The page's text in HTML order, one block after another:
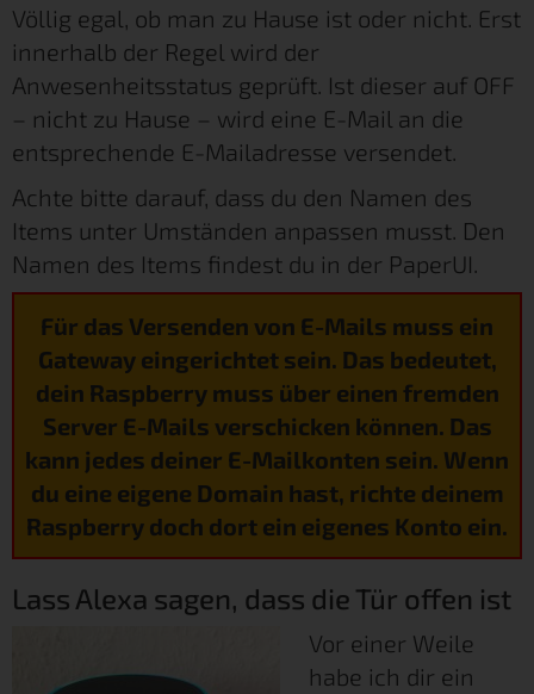
Völlig egal, ob man zu Hause ist oder nicht. Erst
innerhalb der Regel wird der
Anwesenheitsstatus geprüft. Ist dieser auf OFF
– nicht zu Hause – wird eine E-Mail an die
entsprechende E-Mailadresse versendet.
Achte bitte darauf, dass du den Namen des
Items unter Umständen anpassen musst. Den
Namen des Items findest du in der PaperUI.
Für das Versenden von E-Mails muss ein
Gateway eingerichtet sein. Das bedeutet,
dein Raspberry muss über einen fremden
Server E-Mails verschicken können. Das
kann jedes deiner E-Mailkonten sein. Wenn
du eine eigene Domain hast, richte deinem
Raspberry doch dort ein eigenes Konto ein.
Lass Alexa sagen, dass die Tür offen ist
Vor einer Weile
habe ich dir ein